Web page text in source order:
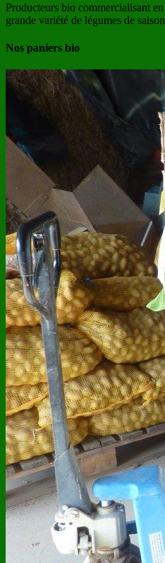
Producteurs bio commercialisant
grande variété de légumes de
Nos paniers bio